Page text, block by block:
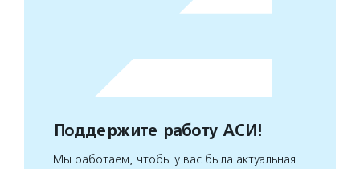
Поддержите работу АСИ!
Мы работаем, чтобы у вас была актуальная